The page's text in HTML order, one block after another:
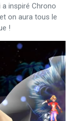
a inspiré Chrono
on aura tous le
!